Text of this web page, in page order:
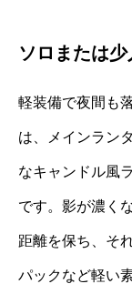
ソロまたは
軽装備で夜間も
は、メインラン
なキャンドル風
です。影が濃く
距離を保ち、そ
パックなど軽い